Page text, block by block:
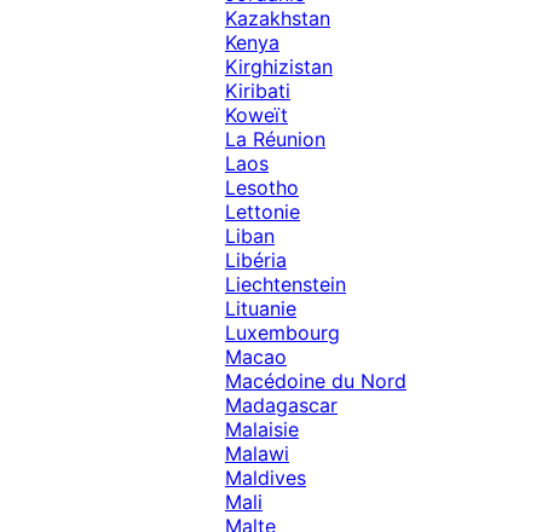
Kazakhstan
Kenya
Kirghizistan
Kiribati
Koweït
La Réunion
Laos
Lesotho
Lettonie
Liban
Libéria
Liechtenstein
Lituanie
Luxembourg
Macao
Macédoine du Nord
Madagascar
Malaisie
Malawi
Maldives
Mali
Malte